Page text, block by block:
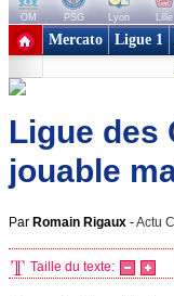
OM PSG Lyon Lille
+ de clubs
Mercato Ligue 1
Ligue des
jouable
Par Romain Rigaux -Actu
Taille du texte: